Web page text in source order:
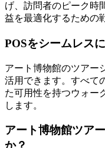
げ、訪問者のピーク時
益を最適化するための
POSをシームレス
アート博物館のツアー
活用できます。すべて
た可用性を持つウォー
します。
アート博物館ツア